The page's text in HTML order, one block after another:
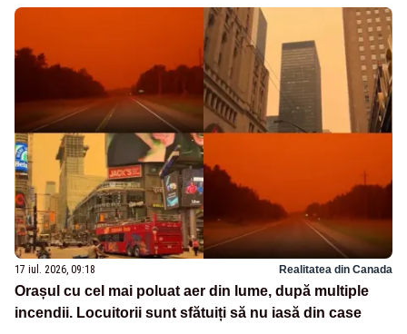
17 iul. 2026, 09:18 Realitatea din Canada
Orașul cu cel mai poluat aer din lume, după multiple
incendii. Locuitorii sunt sfătuiți să nu iasă din case